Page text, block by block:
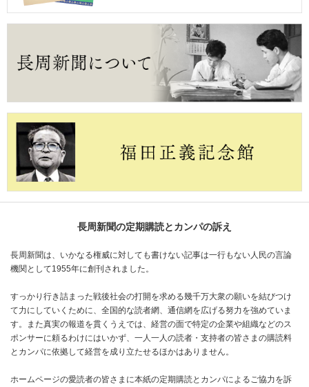
長周新聞の定期購読とカンパの訴え
長周新聞は、いかなる権威に対しても書けない記事は一行もない人民の言論
機関として1955年に創刊されました。
すっかり行き詰まった戦後社会の打開を求める幾千万大衆の願いを結びつけ
て力にしていくために、全国的な読者網、通信網を広げる努力を強めていま
す。また真実の報道を貫くうえでは、経営の面で特定の企業や組織などのス
ポンサーに頼るわけにはいかず、一人一人の読者・支持者の皆さまの購読料
とカンパに依拠して経営を成り立たせるほかはありません。
ホームページの愛読者の皆さまに本紙の定期購読とカンパによるご協力を訴